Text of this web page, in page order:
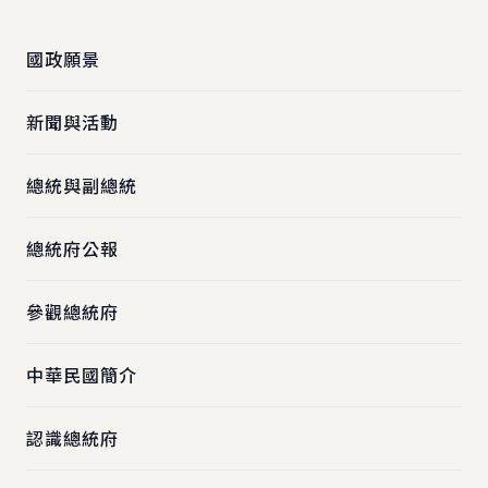
國政願景
新聞與活動
總統與副總統
總統府公報
參觀總統府
中華民國簡介
認識總統府